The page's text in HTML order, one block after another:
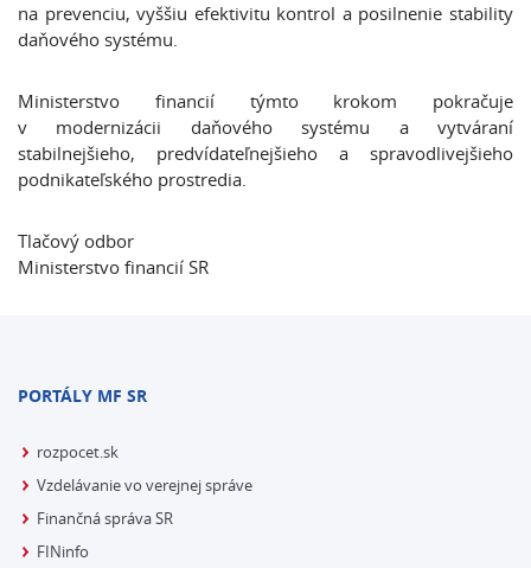
na prevenciu, vyššiu efektivitu kontrol a posilnenie stability
daňového systému.
Ministerstvo financií týmto krokom pokračuje
v modernizácii daňového systému a vytváraní
stabilnejšieho, predvídateľnejšieho a spravodlivejšieho
podnikateľského prostredia.
Tlačový odbor
Ministerstvo financií SR
PORTÁLY MF SR
rozpocet.sk
Vzdelávanie vo verejnej správe
Finančná správa SR
FINinfo